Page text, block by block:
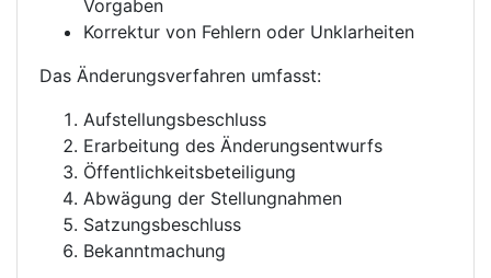
Vorgaben
Korrektur von Fehlern oder Unklarheiten
Das Änderungsverfahren umfasst:
Aufstellungsbeschluss
Erarbeitung des Änderungsentwurfs
Öffentlichkeitsbeteiligung
Abwägung der Stellungnahmen
Satzungsbeschluss
Bekanntmachung